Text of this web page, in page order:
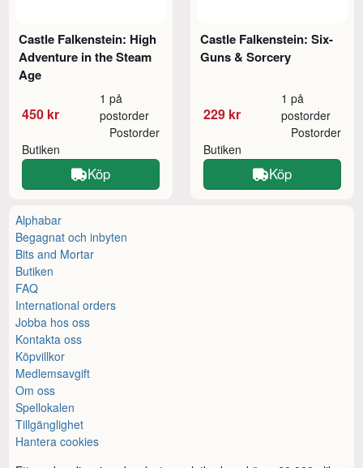
Castle Falkenstein: High
Adventure in the Steam
Age
450 kr
1 på
postorder
Butiken
Postorder
Köp
Castle Falkenstein: Six-
Guns & Sorcery
229 kr
1 på
postorder
Butiken
Postorder
Köp
Alphabar
Begagnat och inbyten
Bits and Mortar
Butiken
FAQ
International orders
Jobba hos oss
Kontakta oss
Köpvillkor
Medlemsavgift
Om oss
Spellokalen
Tillgänglighet
Hantera cookies